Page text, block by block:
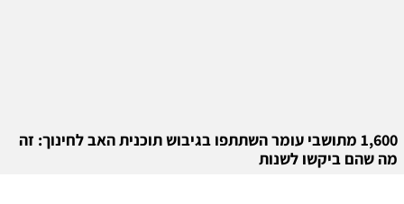
1,600 מתושבי עומר השתתפו בגיבוש תוכנית האב לחינוך: זה
מה שהם ביקשו לשנות